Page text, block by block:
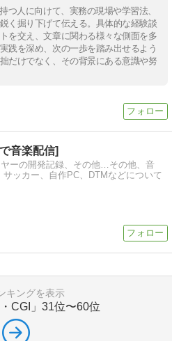
つ人に向けて、実務の現場や学習法、
く掘り下げて伝える。具体的な経験談
を交え、文章に関わる様々な側面を多
践を深め、次の一歩を踏み出せるよう
だけでなく、その背景にある意識や努
音楽配信]
ーの開発記録、その他…その他、音
サッカー、自作PC、DTMなどについて
キングを表示
CGI」 31位〜60位